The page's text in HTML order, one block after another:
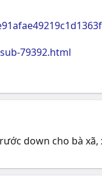
79392.html
down cho bà